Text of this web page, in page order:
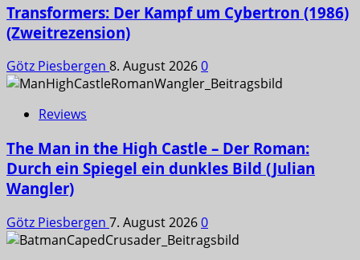
Transformers: Der Kampf um Cybertron (1986)
(Zweitrezension)
Götz Piesbergen 8. August 20260
Reviews
The Man in the High Castle – Der Roman:
Durch ein Spiegel ein dunkles Bild (Julian
Wangler)
Götz Piesbergen 7. August 20260